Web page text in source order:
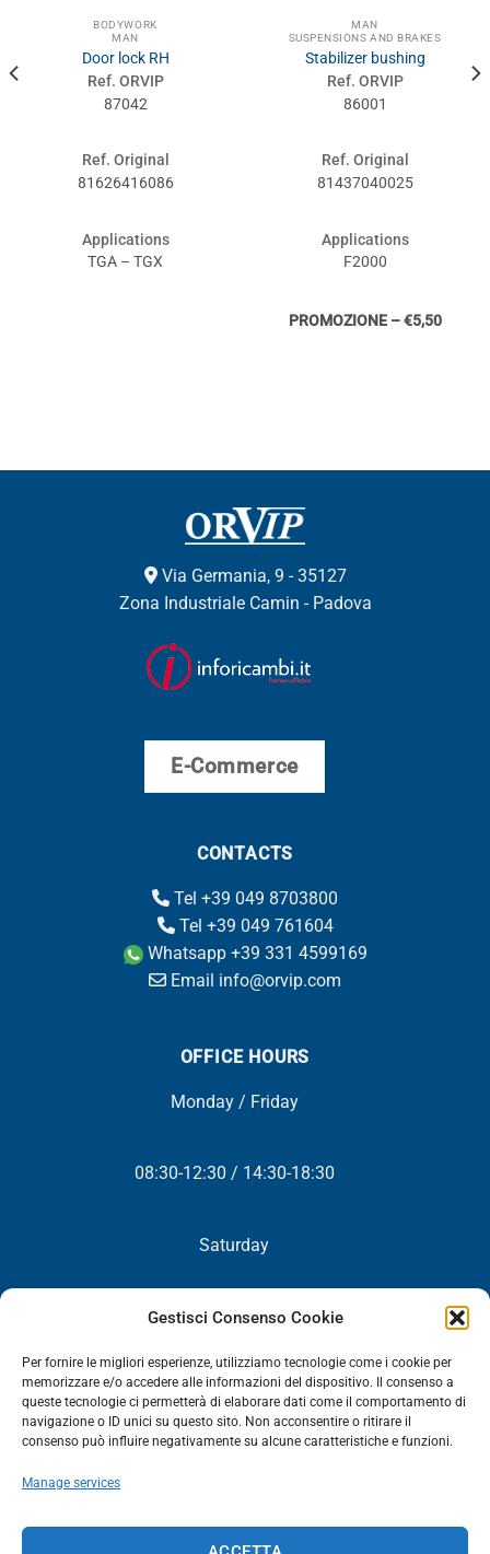
Gestisci Consenso Cookie
Per fornire le migliori esperienze, utilizziamo tecnologie come i cookie per
memorizzare e/o accedere alle informazioni del dispositivo. Il consenso a
queste tecnologie ci permetterà di elaborare dati come il comportamento di
navigazione o ID unici su questo sito. Non acconsentire o ritirare il
consenso può influire negativamente su alcune caratteristiche e funzioni.
Manage services
BODYWORK
MAN
Door lock RH
Ref. ORVIP
87042
Ref. Original
81626416086
Applications
TGA – TGX
MAN
SUSPENSIONS AND BRAKES
Stabilizer bushing
Ref. ORVIP
86001
Ref. Original
81437040025
Applications
F2000
PROMOZIONE – €5,50
Via Germania, 9 - 35127
Zona Industriale Camin - Padova
E-Commerce
CONTACTS
Tel +39 049 8703800
Tel +39 049 761604
Whatsapp +39 331 4599169
Email info@orvip.com
OFFICE HOURS
Monday / Friday
08:30-12:30 / 14:30-18:30
Saturday
Closed
NEWSLETTER
NEWSLETTER